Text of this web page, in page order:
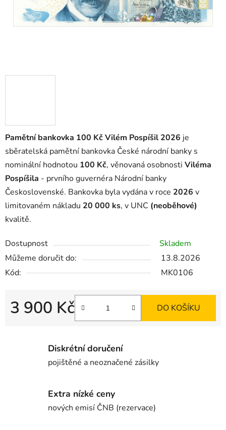
Pamětní bankovka 100 Kč Vilém Pospíšil 2026 je
sběratelská pamětní bankovka České národní banky s
nominální hodnotou 100 Kč, věnovaná osobnosti Viléma
Pospíšila - prvního guvernéra Národní banky
Československé. Bankovka byla vydána v roce 2026 v
limitovaném nákladu 20 000 ks, v UNC (neoběhové)
kvalitě.
Dostupnost
Skladem
Můžeme doručit do:
13.8.2026
Kód:
MK0106
3 900 Kč DO KOŠÍKU
Diskrétní doručení
pojištěné a neoznačené zásilky
Extra nízké ceny
nových emisí ČNB (rezervace)